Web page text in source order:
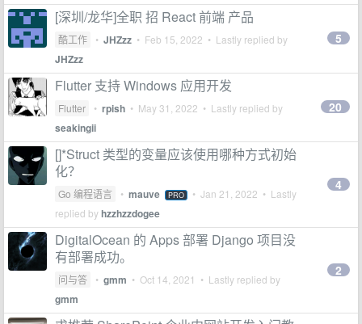
[深圳/龙华]全职 招 React 前端 产品
酷工作 • JHZzz • Feb 15, 2022 • Lastly replied by
JHZzz
5
Flutter 支持 Windows 应用开发
Flutter • rpish • May 31, 2022 • Lastly replied by
seakingii
20
[]*Struct 类型的变量应该使用哪种方式初始
化？
Go 编程语言 • mauve PRO • Jan 21, 2022 • Lastly
replied byhzzhzzdogee
4
DigitalOcean 的 Apps 部署 Django 项目没
有部署成功。
问与答 • gmm • Oct 14, 2021 • Lastly replied by
gmm
2